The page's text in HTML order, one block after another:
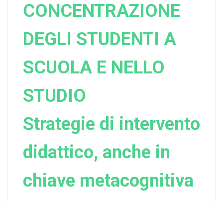
CONCENTRAZIONE
DEGLI STUDENTI A
SCUOLA E NELLO
STUDIO
Strategie di intervento
didattico, anche in
chiave metacognitiva